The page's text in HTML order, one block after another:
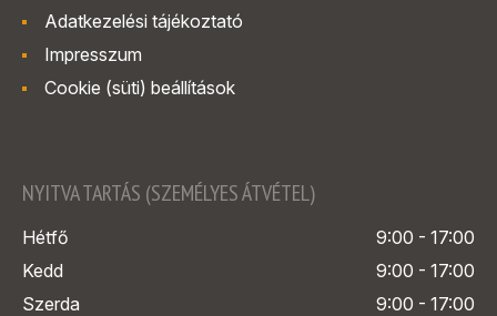
Adatkezelési tájékoztató
Impresszum
Cookie (süti) beállítások
NYITVA TARTÁS (SZEMÉLYES ÁTVÉTEL)
Hétfő
9:00 - 17:00
Kedd
9:00 - 17:00
Szerda
9:00 - 17:00